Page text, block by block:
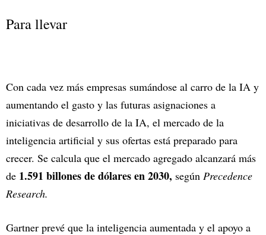
Para llevar
Con cada vez más empresas sumándose al carro de la IA y
aumentando el gasto y las futuras asignaciones a
iniciativas de desarrollo de la IA, el mercado de la
inteligencia artificial y sus ofertas está preparado para
crecer. Se calcula que el mercado agregado alcanzará más
de 1.591 billones de dólares en 2030, según Precedence
Research.
Gartner prevé que la inteligencia aumentada y el apoyo a